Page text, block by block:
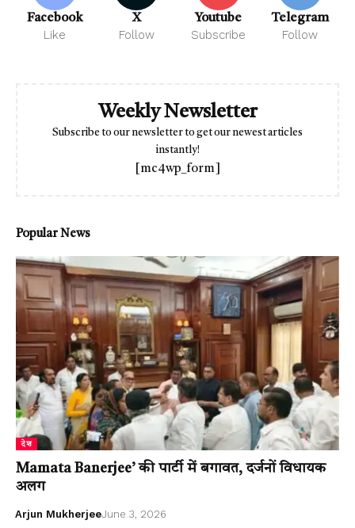
Facebook
Like
X
Follow
Youtube
Subscribe
Telegram
Follow
Weekly Newsletter
Subscribe to our newsletter to get our newest articles
instantly!
[mc4wp_form]
Popular News
देश
Mamata Banerjee’ की पार्टी में बगावत, दर्जनों विधायक
अलग
Arjun MukherjeeJune 3, 2026